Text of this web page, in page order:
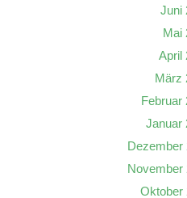
Juni
Mai
April
März
Februar
Januar
Dezember
November
Oktober